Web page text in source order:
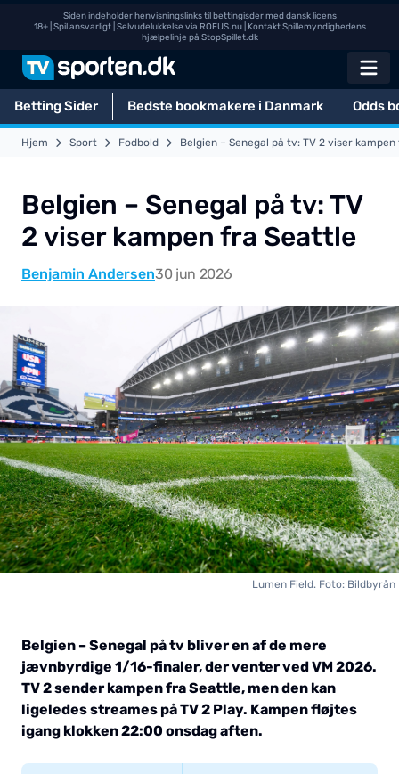
Siden indeholder henvisningslinks til bettingisder med dansk licens
18+ | Spil ansvarligt | Selvudelukkelse via ROFUS.nu| Kontakt Spillemyndighedens
hjælpelinje på StopSpillet.dk
Betting Sider Bedste bookmakere i Danmark Odds
Hjem Sport Fodbold Belgien – Senegal på tv: TV 2 viser
Belgien – Senegal på tv: TV
2 viser kampen fra Seattle
Benjamin Andersen30 jun 2026
Lumen Field. Foto: Bildbyrån
Belgien – Senegal på tv bliver en af de mere
jævnbyrdige 1/16-finaler, der venter ved VM 2026.
TV 2 sender kampen fra Seattle, men den kan
ligeledes streames på TV 2 Play. Kampen fløjtes
igang klokken 22:00 onsdag aften.